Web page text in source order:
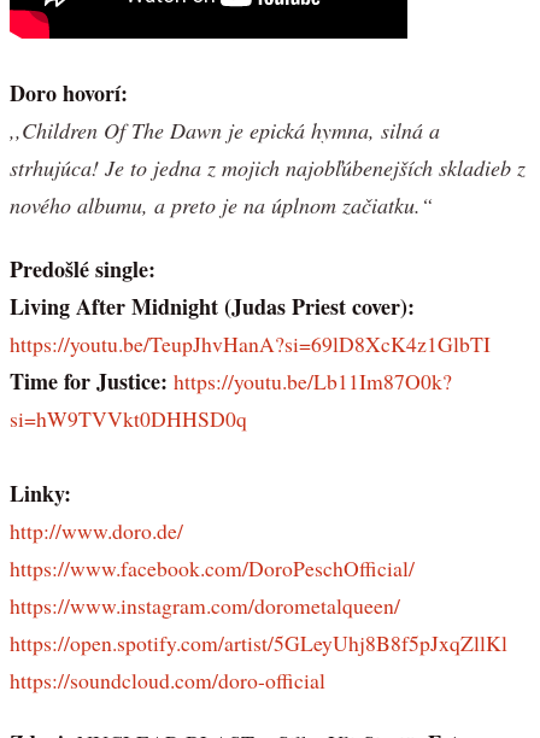
Doro hovorí:
,,Children Of The Dawn je epická hymna, silná a
strhujúca! Je to jedna z mojich najobľúbenejších skladieb z
nového albumu, a preto je na úplnom začiatku.“
Predošlé single:
Living After Midnight (Judas Priest cover):
https://youtu.be/TeupJhvHanA?si=69lD8XcK4z1GlbTI
Time for Justice: https://youtu.be/Lb11Im87O0k?
si=hW9TVVkt0DHHSD0q
Linky:
http://www.doro.de/
https://www.facebook.com/DoroPeschOfficial/
https://www.instagram.com/dorometalqueen/
https://open.spotify.com/artist/5GLeyUhj8B8f5pJxqZllKl
https://soundcloud.com/doro-official